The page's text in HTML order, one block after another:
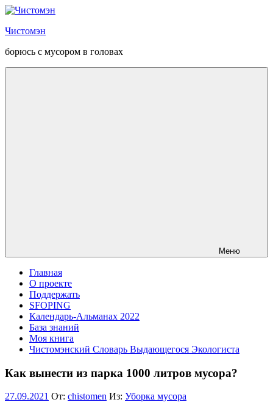
Перейти
содержанию
Чистомэн
борюсь с мусором в головах
Меню
Главная
О проекте
Поддержать
SFOPING
Календарь-Альманах 2022
База знаний
Моя книга
Чистомэнский Словарь Выдающегося Экологиста
Как вынести из парка 1000 литров мусора?
27.09.2021 От: chistomen Из: Уборка мусора